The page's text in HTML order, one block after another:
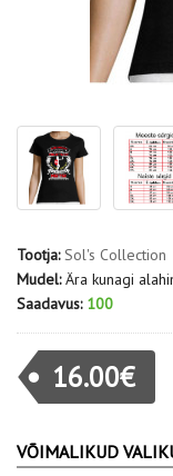
Tootja: Sol's Collection
Mudel: Ära kunagi
Saadavus: 100
16.00€
VÕIMALIKUD